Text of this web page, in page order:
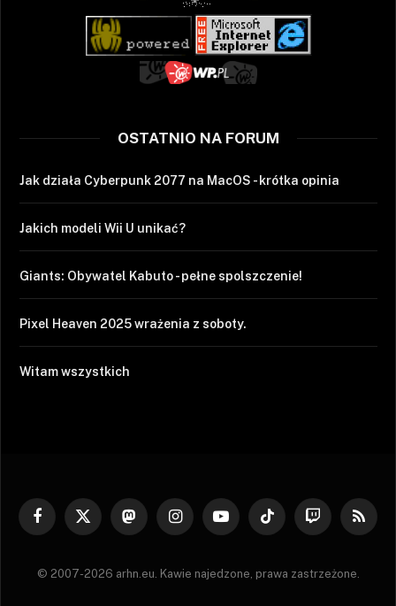
OSTATNIO NA FORUM
Jak działa Cyberpunk 2077 na MacOS - krótka opinia
Jakich modeli Wii U unikać?
Giants: Obywatel Kabuto - pełne spolszczenie!
Pixel Heaven 2025 wrażenia z soboty.
Witam wszystkich
Facebook
X
MastodonInstagramYouTubeTikTok Twitch RSS
© 2007-2026 arhn.eu. Kawie najedzone, prawa zastrzeżone.